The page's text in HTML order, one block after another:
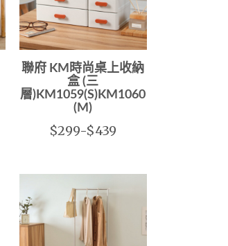
聯府 KM時尚桌上收納
盒 (三
層)KM1059(S)KM1060
(M)
$299-$439